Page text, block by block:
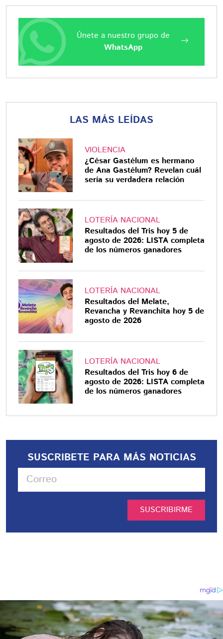
Únete a nuestro grupo de
WhatsApp
LAS MÁS LEÍDAS
VIOLENCIA
¿César Gastélum es hermano
de Ana Gastélum? Revelan cuál
sería su verdadera relación
LOTERÍA NACIONAL
Resultados del Tris hoy 5 de
agosto de 2026: LISTA completa
de los números ganadores
LOTERÍA NACIONAL
Resultados del Melate,
Revancha y Revanchita hoy 5 de
agosto de 2026
LOTERÍA NACIONAL
Resultados del Tris hoy 6 de
agosto de 2026: LISTA completa
de los números ganadores
SUSCRIBETE PARA MÁS NOTICIAS
SUSCRIBIRME